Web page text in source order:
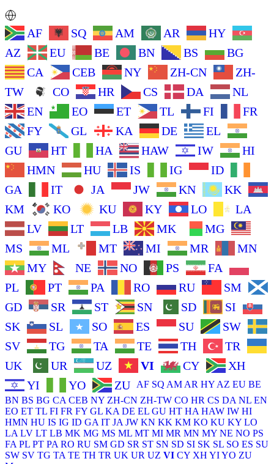
AF SQ AM AR
HY
AZ
EU BE BN BS
BG
CA
CEB NY ZH-CN
ZH-
TW
CO HR CS DA
NL
EN
EO ET TL FI
FR
FY
GL KA DE
EL
GU
HT HA HAW IW
HI
HMN
HU IS IG
ID
GA
IT JA JW KN
KK
KM
KO KU KY LO
LA
LV
LT LB MK
MG
MS
ML MT MI MR
MN
MY
NE NO PS
FA
PL
PT PA RO RU
SM
GD
SR ST SN SD
SI
SK
SL SO ES SU
SW
SV
TG TA TE TH
TR
UK
UR UZ VI CY
XH
YI
YO ZU AF SQ AM AR HY AZ EU BE
BN BS BG CA CEB NY ZH-CN ZH-TW CO HR CS DA NL EN
EO ET TL FI FR FY GL KA DE EL GU HT HA HAW IW HI
HMN HU IS IG ID GA IT JA JW KN KK KM KO KU KY LO
LA LV LT LB MK MG MS ML MT MI MR MN MY NE NO PS
FA PL PT PA RO RU SM GD SR ST SN SD SI SK SL SO ES SU
SW SV TG TA TE TH TR UK UR UZ VI CY XH YIYO ZU